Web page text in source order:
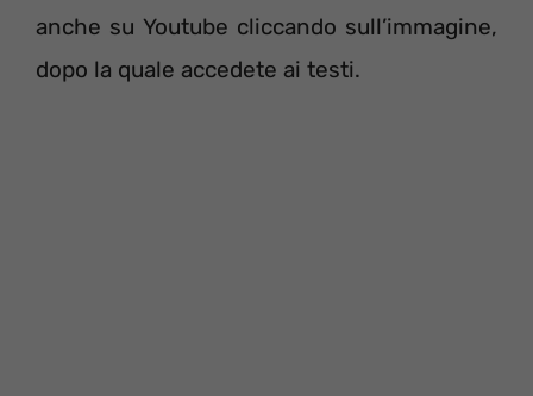
anche su Youtube cliccando sull’immagine,
dopo la quale accedete ai testi.